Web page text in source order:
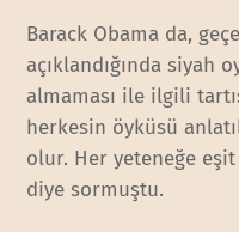
Barack Obama da,
açıklandığında siyah
almaması ile ilgili
herkesin öyküsü
olur. Her yeteneğe eşit
diye sormuştu.